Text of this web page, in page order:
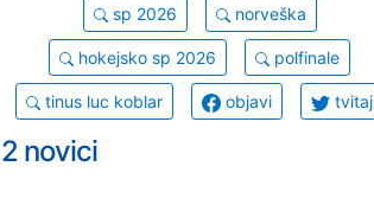
sp 2026 norveška
hokejsko sp 2026 polfinale
tinus luc koblar objavi tvitaj
2 novici